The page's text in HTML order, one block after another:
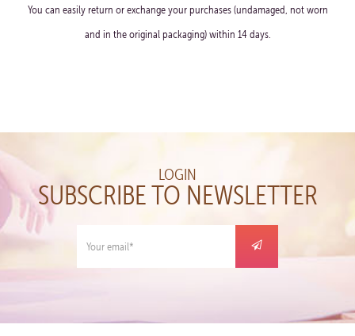
You can easily return or exchange your purchases (undamaged, not worn
and in the original packaging) within 14 days.
LOGIN
SUBSCRIBE TO NEWSLETTER